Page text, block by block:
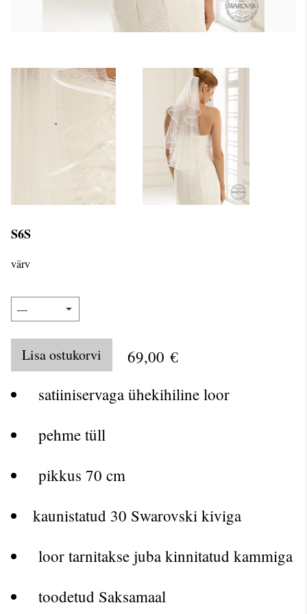
S6S
värv
Lisa ostukorvi
69,00 €
satiiniservaga ühekihiline loor
pehme tüll
pikkus 70 cm
kaunistatud 30 Swarovski kiviga
loor tarnitakse juba kinnitatud kammiga
toodetud Saksamaal